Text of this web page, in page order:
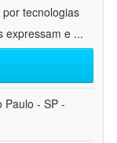
tecnologias
expressam e ...
Paulo - SP -